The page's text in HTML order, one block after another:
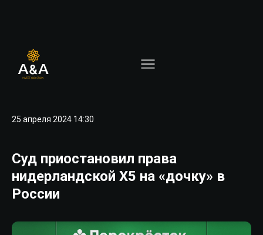
25 апреля 2024 14:30
Суд приостановил права
нидерландской X5 на «дочку» в
России